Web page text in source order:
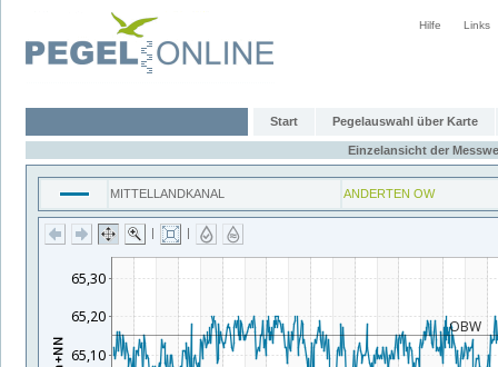
Hilfe Links
Start Pegelauswahl über Karte
Einzelansicht der
MITTELLANDKANAL ANDERTEN OW
| |